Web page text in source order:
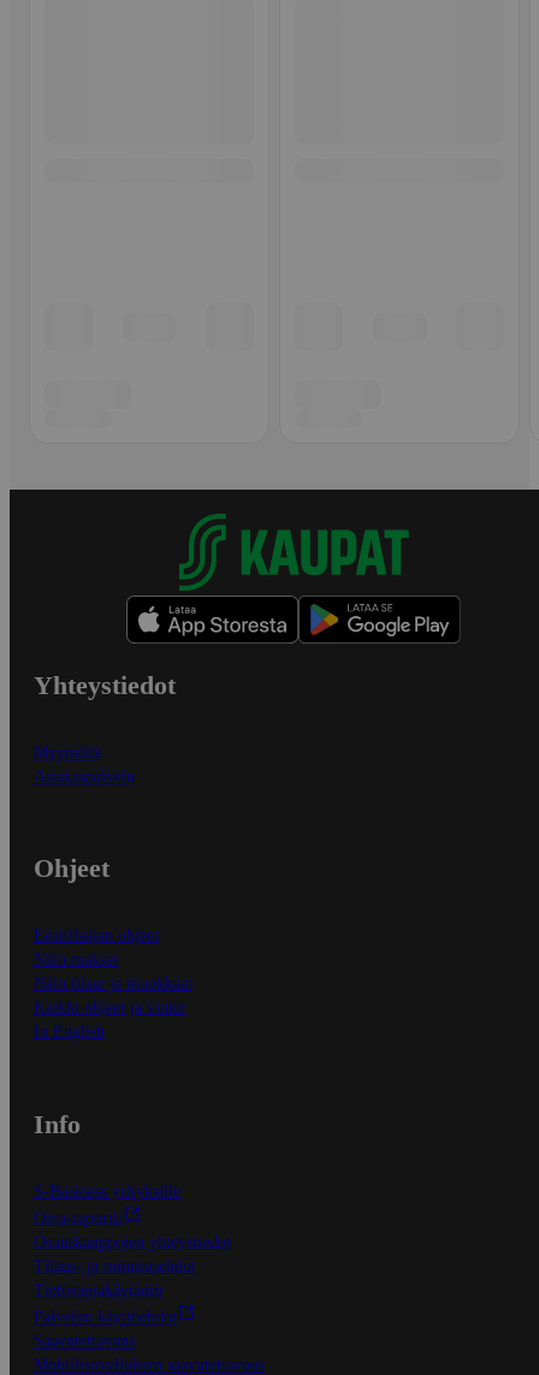
Yhteystiedot
Myymälät
Asiakaspalvelu
Ohjeet
Ensitilaajan ohjeet
Näin maksat
Näin tilaat ja muokkaat
Kaikki ohjeet ja vinkit
In English
Info
S-Business yrityksille
Oiva-raportit
Osuuskauppojen yhteystiedot
Tilaus- ja toimitusehdot
Tietosuojakäytäntö
Palvelun käyttöehdot
Saavutettavuus
Mobiilisovelluksen saavutettavuus